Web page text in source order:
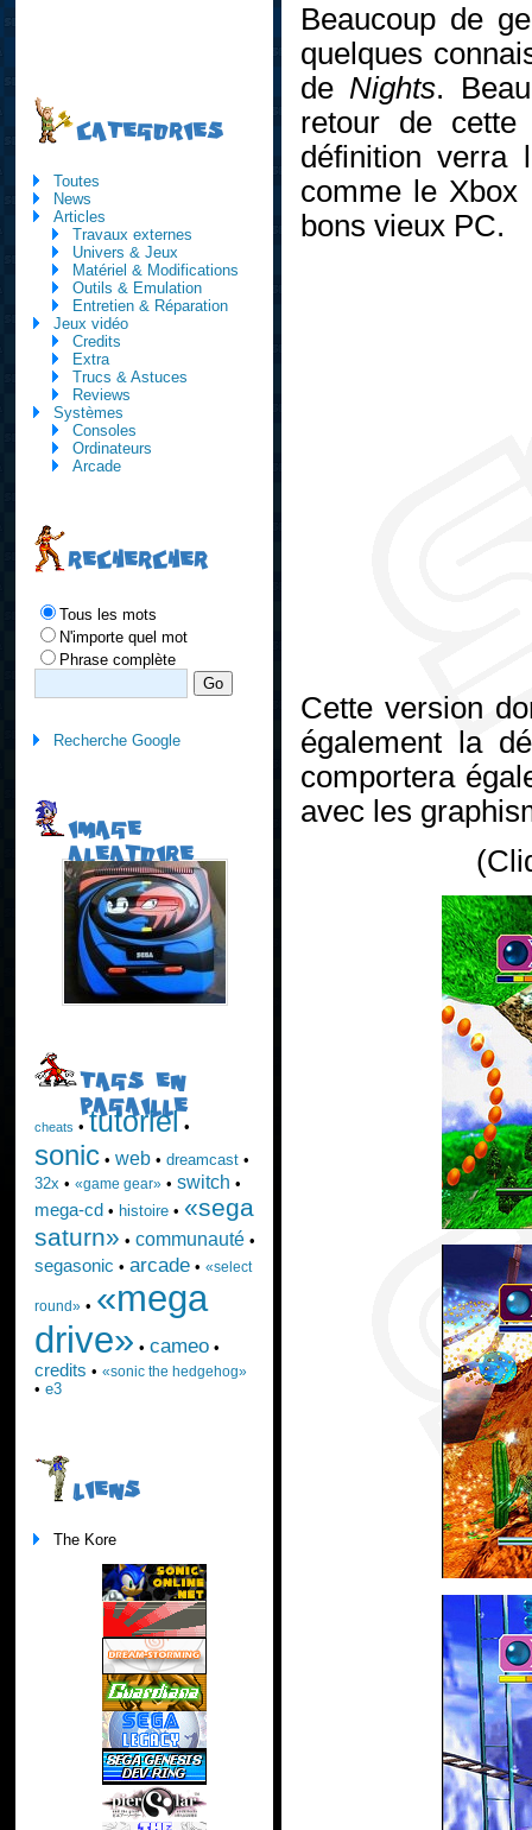
Beaucoup de
quelques
de Nights.
retour de cette
définition verra
comme le Xbox
bons vieux PC.
Cette version
également la
comportera
avec les
CATEGORIES
Toutes
News
Articles
Travaux externes
Univers & Jeux
Matériel & Modifications
Outils & Emulation
Entretien & Réparation
Jeux vidéo
Credits
Extra
Trucs & Astuces
Reviews
Systèmes
Consoles
Ordinateurs
Arcade
RECHERCHER
Tous les mots
N'importe quel mot
Phrase complète
Recherche Google
IMAGE
ALEATOIRE
TAGS EN
PAGAILLE
cheats • tutoriel •
sonic• web• dreamcast•
32x • «game gear»• switch •
mega-cd • histoire• «sega
saturn» • communauté•
segasonic • arcade• «select
round»• «mega
drive» • cameo•
credits • «sonic the hedgehog»
• e3
LIENS
The Kore